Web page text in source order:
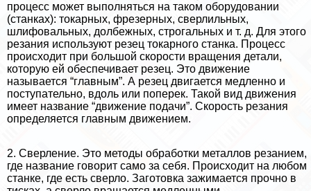
процесс может выполняться на таком оборудовании
(станках): токарных, фрезерных, сверлильных,
шлифовальных, долбежных, строгальных и т. д. Для этого
резания используют резец токарного станка. Процесс
происходит при большой скорости вращения детали,
которую ей обеспечивает резец. Это движение
называется “главным”. А резец двигается медленно и
поступательно, вдоль или поперек. Такой вид движения
имеет название “движение подачи”. Скорость резания
определяется главным движением.
2. Сверление. Это методы обработки металлов резанием,
где название говорит само за себя. Происходит на любом
станке, где есть сверло. Заготовка зажимается прочно в